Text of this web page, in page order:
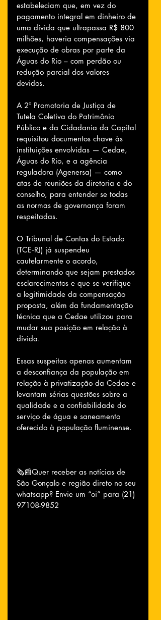
estabeleciam que, em vez do
pagamento integral em dinheiro de
uma dívida que ultrapassa R$ 800
milhões, haveria compensações via
execução de obras por parte da
Águas do Rio – com perdão ou
redução parcial dos valores
devidos.
A 2ª Promotoria de Justiça de
Tutela Coletiva do Patrimônio
Público e da Cidadania da Capital
requisitou documentos chave às
instituições envolvidas — Cedae,
Águas do Rio, e a agência
reguladora (Agenersa) — como
atas de reuniões da diretoria e do
conselho, para entender se todas
as normas de governança foram
respeitadas.
O Tribunal de Contas do Estado
(TCE‑RJ) já suspendeu
cautelarmente o acordo,
determinando que sejam prestados
esclarecimentos e que se verifique
a legitimidade da compensação
proposta, além da fundamentação
técnica que a Cedae utilizou para
mudar sua posição em relação à
dívida.
Essas suspeitas apenas aumentam
a desconfiança da população em
relação à privatização da Cedae e
levantam sérias questões sobre a
qualidade e a confiabilidade do
serviço de água e saneamento
oferecido à população fluminense.
🗞📰Quer receber as notícias de
São Gonçalo e região direto no seu
whatsapp? Envie um “oi” para (21)
97108-9852